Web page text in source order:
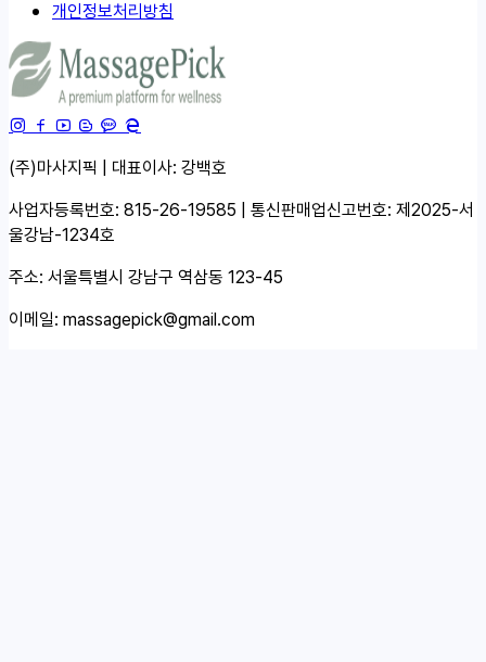
개인정보처리방침
(주)마사지픽 | 대표이사: 강백호
사업자등록번호: 815-26-19585 | 통신판매업신고번호: 제2025-서
울강남-1234호
주소: 서울특별시 강남구 역삼동 123-45
이메일: massagepick@gmail.com